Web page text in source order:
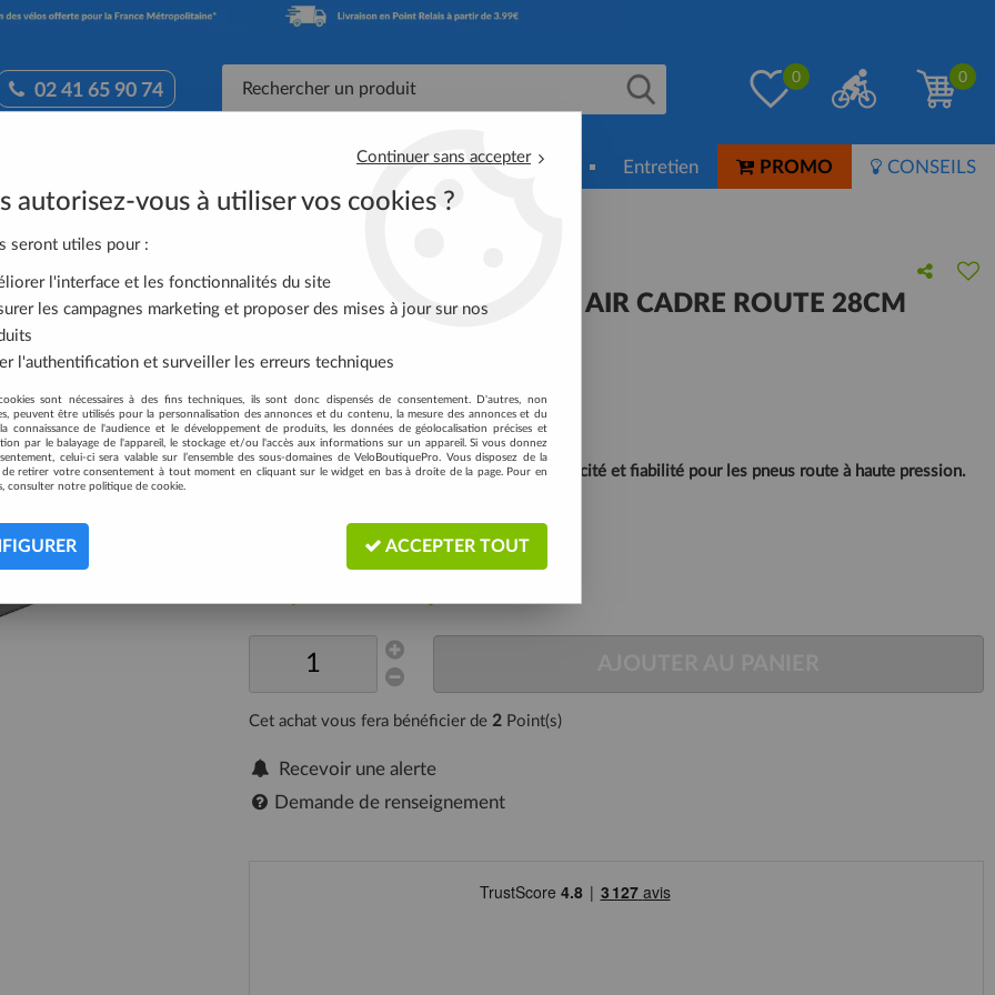
02 41 65 90 74
0 0
Équipement Cycliste Nutrition-Soin Entretien PROMO CONSEILS
AIR Cadre Route 28cm
MINIPOMPE SPECIALIZED AIR CADRE ROUTE 28CM
40, 00 €TTC
Réf. :47218-4000
Cette pompe de cadre minimaliste offre efficacité et fiabilité pour les pneus route à haute pression.
Cet achat vous fera bénéficier de 2 Point(s)
Recevoir une alerte
Demande de renseignement
Continuer sans accepter
autorisez-vous à utiliser vos cookies ?
seront utiles pour :
l'interface et les fonctionnalités du site
les campagnes marketing et proposer des mises à jour sur nos
l'authentification et surveiller les erreurs techniques
sont nécessaires à des fins techniques, ils sont donc dispensés de consentement. D'autres, non
peuvent être utilisés pour la personnalisation des annonces et du contenu, la mesure des annonces et du
connaissance de l'audience et le développement de produits, les données de géolocalisation précises et
par le balayage de l'appareil, le stockage et/ou l'accès aux informations sur un appareil. Si vous donnez
celui-ci sera valable sur l’ensemble des sous-domaines de VeloBoutiquePro. Vous disposez de la
de retirer votre consentement à tout moment en cliquant sur le widget en bas à droite de la page. Pour en
consulter notre politique de cookie.
ACCEPTER TOUT